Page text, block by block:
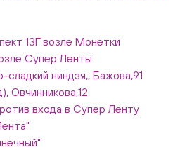
13Г возле Монетки
Супер Ленты
ниндзя,, Бажова,91
Овчинникова,12
входа в Супер Ленту